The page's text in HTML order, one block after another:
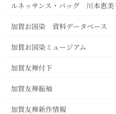
ルネッサンス・バッグ 川本恵美
加賀お国染 資料データベース
加賀お国染ミュージアム
加賀友禅付下
加賀友禅振袖
加賀友禅新作情報